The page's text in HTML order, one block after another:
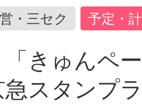
・三セク 予定・
きゅんペ
スタンプ